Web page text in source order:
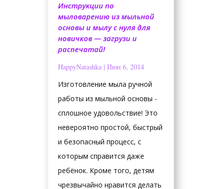
Инструкции по
мыловарению из мыльной
основы и мылу с нуля для
новичков — загрузи и
распечатай!
HappyNatashka| Июн 6, 2014
Изготовление мыла ручной
работы из мыльной основы -
сплошное удовольствие! Это
невероятно простой, быстрый
и безопасный процесс, с
которым справится даже
ребёнок. Кроме того, детям
чрезвычайно нравится делать